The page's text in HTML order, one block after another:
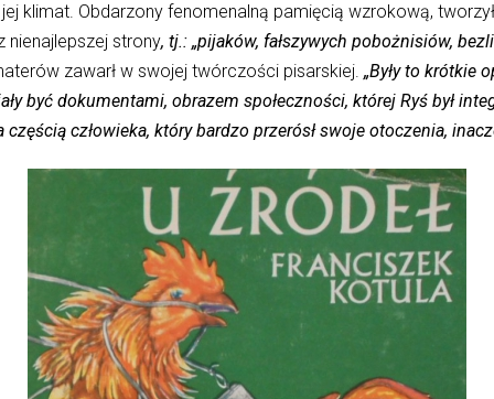
klimat. Obdarzony fenomenalną pamięcią wzrokową,
nienajlepszej strony, tj.: „pijaków, fałszywych pobożnisiów,
zawarł w swojej twórczości pisarskiej. „Były to krótkie
być dokumentami, obrazem społeczności, której Ryś był
człowieka, który bardzo przerósł swoje otoczenia,